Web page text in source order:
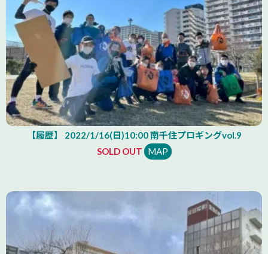
【履歴】 2022/1/16(日)10:00 南千住プロギングvol.9
SOLD OUT
MAP